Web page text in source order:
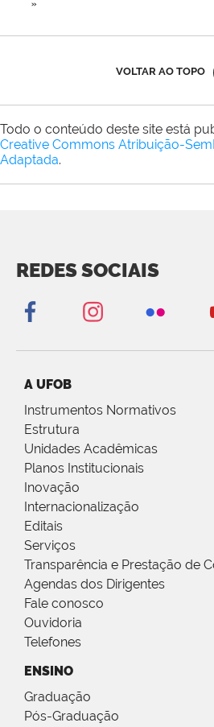
»
VOLTAR AO TOPO
Todo o conteúdo deste site está
Creative Commons Atribuição-
Adaptada.
REDES SOCIAIS
A UFOB
Instrumentos Normativos
Estrutura
Unidades Acadêmicas
Planos Institucionais
Inovação
Internacionalização
Editais
Serviços
Transparência e Prestação de
Agendas dos Dirigentes
Fale conosco
Ouvidoria
Telefones
ENSINO
Graduação
Pós-Graduação